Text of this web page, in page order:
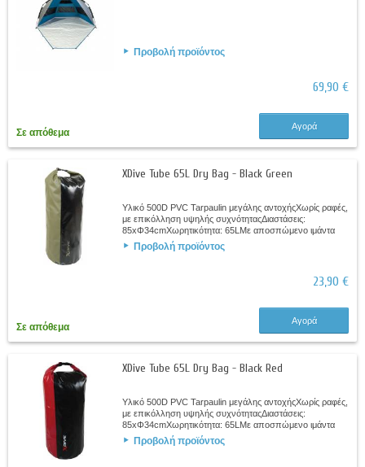
Προβολή προϊόντος
69,90 €
Σε απόθεμα
Αγορά
XDive Tube 65L Dry Bag - Black Green
Υλικό 500D PVC Tarpaulin μεγάλης αντοχήςΧωρίς ραφές,
με επικόλληση υψηλής συχνότηταςΔιαστάσεις:
85xΦ34cmΧωρητικότητα: 65LΜε αποσπώμενο ιμάντα
ώμουΣτεγανό κλείσιμο Roll – DownΧρώματα: Μαύρο -...
Προβολή προϊόντος
23,90 €
Σε απόθεμα
Αγορά
XDive Tube 65L Dry Bag - Black Red
Υλικό 500D PVC Tarpaulin μεγάλης αντοχήςΧωρίς ραφές,
με επικόλληση υψηλής συχνότηταςΔιαστάσεις:
85xΦ34cmΧωρητικότητα: 65LΜε αποσπώμενο ιμάντα
ώμουΣτεγανό κλείσιμο Roll – DownΧρώματα: Μαύρο -...
Προβολή προϊόντος